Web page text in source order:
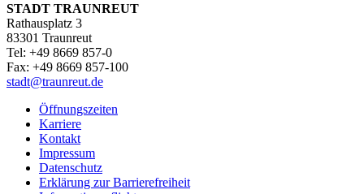
STADT TRAUNREUT
Rathausplatz 3
83301 Traunreut
Tel: +49 8669 857-0
Fax: +49 8669 857-100
stadt@traunreut.de
Öffnungszeiten
Karriere
Kontakt
Impressum
Datenschutz
Erklärung zur Barrierefreiheit